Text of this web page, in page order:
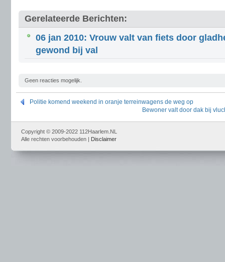
Gerelateerde Berichten:
06 jan 2010: Vrouw valt van fiets door
gewond bij val
Geen reacties mogelijk.
Politie komend weekend in oranje terreinwagens de weg op
Bewoner valt door dak bij
Copyright © 2009-2022 112Haarlem.NL
Alle rechten voorbehouden | Disclaimer